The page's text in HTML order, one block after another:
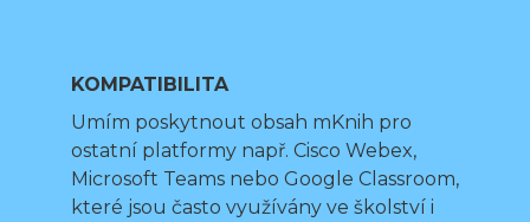
KOMPATIBILITA
Umím poskytnout obsah mKnih pro
ostatní platformy např. Cisco Webex,
Microsoft Teams nebo Google Classroom,
které jsou často využívány ve školství i